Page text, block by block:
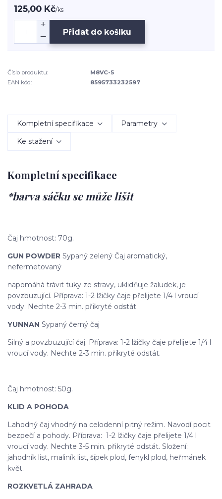
125,00 Kč/ks
Přidat do košíku
Číslo produktu:
M8VC-5
EAN kód:
8595733232597
Kompletní specifikace Parametry
Ke stažení
Kompletní specifikace
*barva sáčku se může lišit
Čaj hmotnost: 70g.
GUN POWDER Sypaný zelený Čaj aromatický,
nefermetovaný
napomáhá trávit tuky ze stravy, uklidňuje žaludek, je
povzbuzující. Příprava: 1-2 lžičky čaje přelijete 1/4 l vroucí
vody. Nechte 2-3 min. přikryté odstát.
YUNNAN Sypaný černý čaj
Silný a povzbuzující čaj. Příprava: 1-2 lžičky čaje přelijete 1/4 l
vroucí vody. Nechte 2-3 min. přikryté odstát.
Čaj hmotnost: 50g.
KLID A POHODA
Lahodný čaj vhodný na celodenní pitný režim. Navodí pocit
bezpečí a pohody. Příprava: 1-2 lžičky čaje přelijete 1/4 l
vroucí vody. Nechte 3-5 min. přikryté odstát. Složení:
jahodník list, maliník list, šípek plod, fenykl plod, heřmánek
květ.
ROZKVETLÁ ZAHRADA